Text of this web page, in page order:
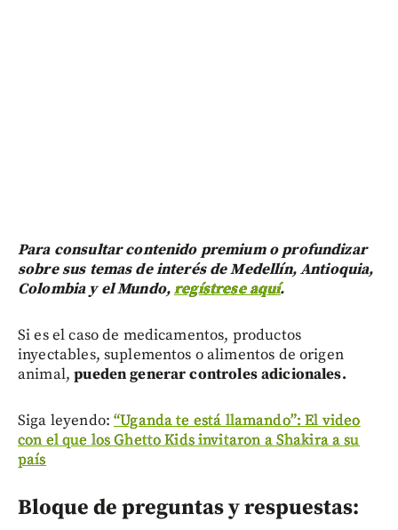
Para consultar contenido premium o profundizar
sobre sus temas de interés de Medellín, Antioquia,
Colombia y el Mundo,regístrese aquí.
Si es el caso de medicamentos, productos
inyectables, suplementos o alimentos de origen
animal,pueden generar controles adicionales.
Siga leyendo:“Uganda te está llamando”: El video
con el que los Ghetto Kids invitaron a Shakira a su
país
Bloque de preguntas y respuestas: